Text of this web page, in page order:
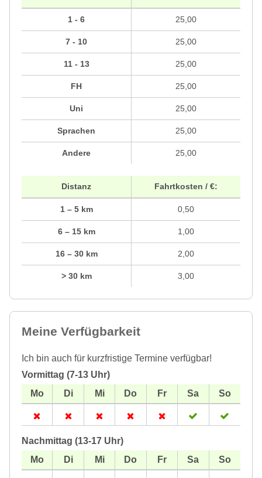
1 - 6
7 - 10
11 - 13
FH
Uni
Sprachen
Andere
25,00
25,00
25,00
25,00
25,00
25,00
25,00
Distanz
1 – 5 km
6 – 15 km
16 – 30 km
> 30 km
Fahrtkosten / €:
0,50
1,00
2,00
3,00
Meine Verfügbarkeit
Ich bin auch für kurzfristige Termine verfügbar!
Vormittag (7-13 Uhr)
Nachmittag (13-17 Uhr)